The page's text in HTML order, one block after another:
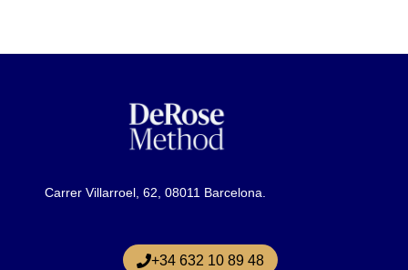
Carrer Villarroel, 62, 08011 Barcelona.
+34 632 10 89 48